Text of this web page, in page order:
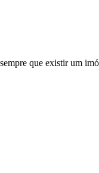
que existir um